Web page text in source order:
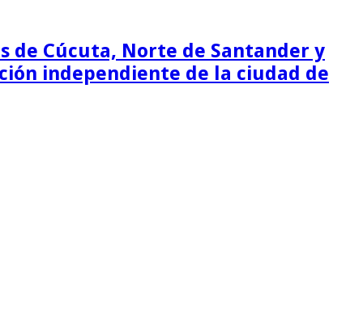
de Cúcuta, Norte de Santander y
independiente de la ciudad de